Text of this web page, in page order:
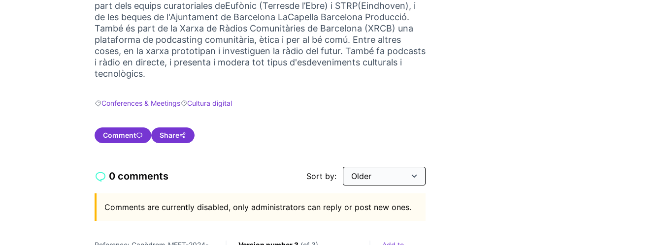
part dels equips curatoriales deEufònic (Terresde l’Ebre) i STRP(Eindhoven), i
de les beques de l'Ajuntament de Barcelona LaCapella Barcelona Producció.
També és part de la Xarxa de Ràdios Comunitàries de Barcelona (XRCB) una
plataforma de podcasting comunitària, ètica i per al bé comú. Entre altres
coses, en la xarxa prototipan i investiguen la ràdio del futur. També fa podcasts
i ràdio en directe, i presenta i modera tot tipus d'esdeveniments culturals i
tecnològics.
Filter results for: Conferences & Meetings
Conferences & MeetingsFilter results for: Cultura digital
Cultura digital
Comment Share
0 comments Sort by:
Comments are currently disabled, only administrators can reply or post new ones.